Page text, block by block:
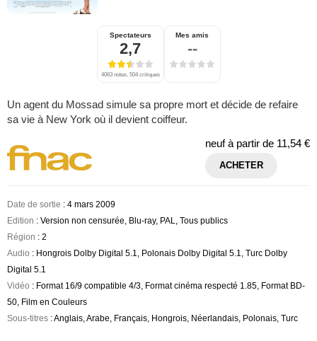
Spectateurs
2,7
4063 notes, 504 critiques
Mes amis
--
Un agent du Mossad simule sa propre mort et décide de refaire
sa vie à New York où il devient coiffeur.
neuf à partir de 11,54 €
ACHETER
Date de sortie : 4 mars 2009
Edition : Version non censurée, Blu-ray, PAL, Tous publics
Région : 2
Audio : Hongrois Dolby Digital 5.1, Polonais Dolby Digital 5.1, Turc Dolby
Digital 5.1
Vidéo : Format 16/9 compatible 4/3, Format cinéma respecté 1.85, Format BD-
50, Film en Couleurs
Sous-titres : Anglais, Arabe, Français, Hongrois, Néerlandais, Polonais, Turc